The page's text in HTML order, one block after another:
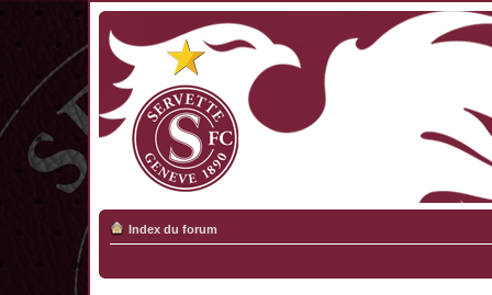
Index du forum